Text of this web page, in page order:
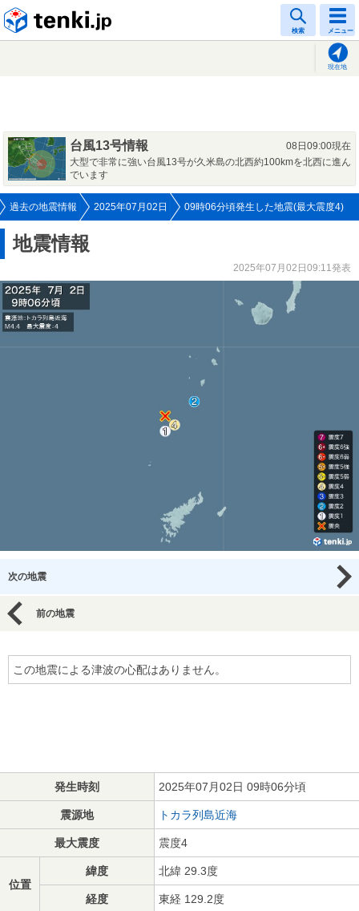
検索 メニュー
現在地
台風13号情報
08日09:00現在
大型で非常に強い台風13号が久米島の北西約100kmを北西に進ん
でいます
過去の地震情報 2025年07月02日 09時06分頃発生した地震(最大震度4)
地震情報
2025年07月02日09:11発表
次の地震
前の地震
この地震による津波の心配はありません。
発生時刻 2025年07月02日 09時06分頃
震源地 トカラ列島近海
最大震度 震度4
位置
緯度 北緯 29.3度
経度 東経 129.2度